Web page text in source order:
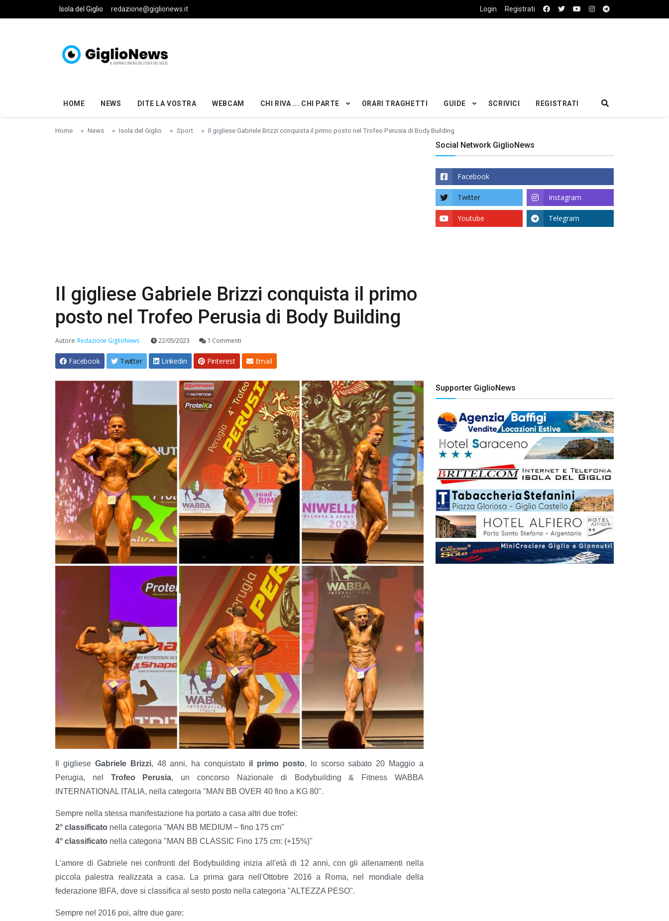
Skip to main content
Isola del Giglio redazione@giglionews.it Login Registrati
HOME NEWS DITE LA VOSTRA WEBCAM CHI RIVA ... CHI PARTE ORARI TRAGHETTI GUIDE SCRIVICI REGISTRATI
Home News Isola del Giglio Sport Il gigliese Gabriele Brizzi conquista il primo posto nel Trofeo Perusia di Body Building
Il gigliese Gabriele Brizzi conquista il primo
posto nel Trofeo Perusia di Body Building
Autore:Redazione GiglioNews 22/05/2023 1 Commenti
Facebook Twitter Linkedin Pinterest Email
Il gigliese Gabriele Brizzi, 48 anni, ha conquistato il primo posto, lo scorso sabato 20 Maggio a
Perugia, nel Trofeo Perusia, un concorso Nazionale di Bodybuilding & Fitness WABBA
INTERNATIONAL ITALIA, nella categoria "MAN BB OVER 40 fino a KG 80".
Sempre nella stessa manifestazione ha portato a casa altri due trofei:
2° classificato nella categoria "MAN BB MEDIUM – fino 175 cm"
4° classificato nella categoria "MAN BB CLASSIC Fino 175 cm: (+15%)"
L'amore di Gabriele nei confronti del Bodybuilding inizia all'età di 12 anni, con gli allenamenti nella
piccola palestra realizzata a casa. La prima gara nell'Ottobre 2016 a Roma, nel mondiale della
federazione IBFA, dove si classifica al sesto posto nella categoria "ALTEZZA PESO".
Sempre nel 2016 poi, altre due gare:
Social Network GiglioNews
Facebook
Twitter Instagram
Youtube Telegram
Supporter GiglioNews